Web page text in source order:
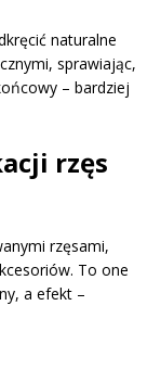
naturalne
sprawiając,
– bardziej
rzęs
rzęsami,
To one
a efekt –